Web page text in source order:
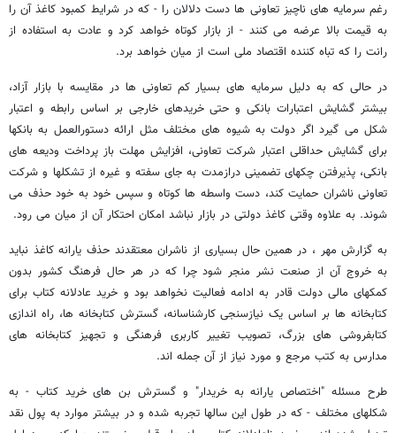
رغم سرمایه های ناچیز تعاونی ها دست دلالان را - که در شرایط کمبود کاغذ آن را
به قیمت بالا عرضه می کنند - از بازار کوتاه خواهد کرد و عادت به استفاده از
رانت را که تباه کننده اقتصاد ملی است از میان خواهد برد.
در حالی که به دلیل سرمایه های بسیار کم تعاونی ها در مقایسه با بازار آزاد،
بیشتر گشایش اعتبارات بانکی و حتی خریدهای خارجی بر اساس رابطه و اعتبار
شکل می گیرد اگر دولت به شیوه های مختلف مثل ارائه دستورالعمل به بانکها
برای گشایش حداقلی اعتبار شرکت تعاونی، افزایش مهلت باز پرداخت ودیعه های
بانکی، پذیرفتن چکهای تضمینی درازمدت به جای سفته و غیره از تشکلها و شرکت
تعاونی ناشران حمایت کند، دست واسطه ها کوتاه و سپس خود به خود حذف می
شوند. به علاوه وقتی کاغذ دولتی در بازار نباشد امکان احتکار آن از میان می رود.
به گزارش مهر ، در همین حال بسیاری از ناشران معتقدند حذف یارانه کاغذ نباید
به خروج آن از صنعت نشر منجر شود چرا که در هر حال فرهنگ کشور بدون
کمکهای مالی دولت قادر به ادامه فعالیت نخواهد بود و خرید عادلانه کتاب برای
کتابخانه ها بر اساس یک نیازسنجی کارشناسانه، گسترش کتابخانه ها، راه اندازی
کتابفروشی های بزرگ، تصویب تغییر کاربری فرهنگی و تجهیز کتابخانه های
مدارس به کتب مرجع و مورد نیاز از آن جمله اند.
طرح مسئله "اختصاص یارانه به خریدار" و گسترش بن های خرید کتاب - به
شکلهای مختلف - که در طول این سالها تجربه شده و در بیشتر موارد به پول نقد